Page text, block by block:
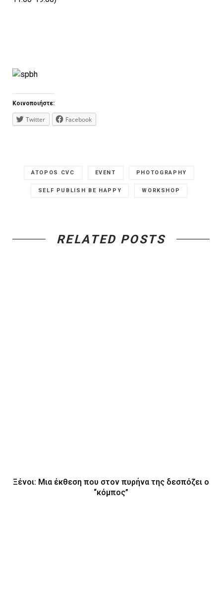
Κοινοποιήστε:
Twitter Facebook
ATOPOS CVC EVENT PHOTOGRAPHY
SELF PUBLISH BE HAPPY WORKSHOP
RELATED POSTS
Ξένοι: Μια έκθεση που στον πυρήνα της δεσπόζει ο
“κόμπος”